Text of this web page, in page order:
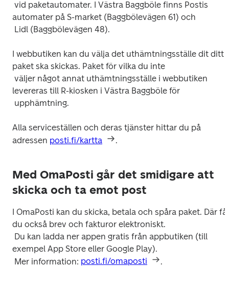
automater på S-market (Baggbölevägen 61) och
I webbutiken kan du välja det uthämtningsställe dit ditt
paket ska skickas. Paket för vilka du inte
levereras till R-kiosken i Västra Baggböle för
Alla serviceställen och deras tjänster hittar du på
adressen posti.fi/kartta
Med OmaPosti går det smidigare att
skicka och ta emot post
I OmaPosti kan du skicka, betala och spåra paket. Där
du också brev och fakturor elektroniskt.
exempel App Store eller Google Play).
Mer information: posti.fi/omaposti .